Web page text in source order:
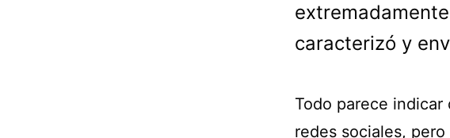
caracterizó y
Todo parece
redes sociales,